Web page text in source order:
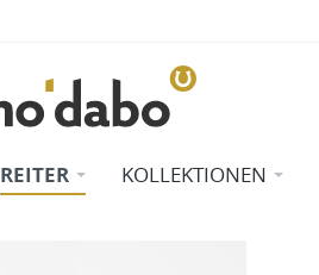
REITER KOLLEKTIONEN